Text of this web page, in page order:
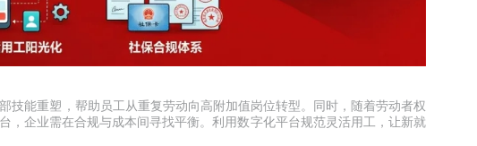
技能重塑，帮助员工从重复劳动向高附加值岗位转型。同时，随着劳动者权
，企业需在合规与成本间寻找平衡。利用数字化平台规范灵活用工，让新就